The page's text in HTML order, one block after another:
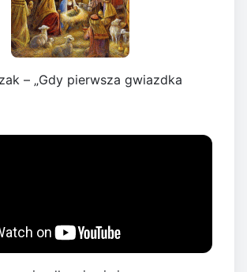
– „Gdy pierwsza gwiazdka